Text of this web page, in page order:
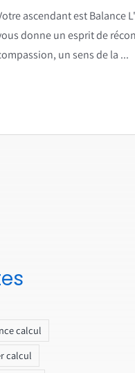
ascendant est Balance
donne un esprit de
un sens de la ...
calcul
calcul